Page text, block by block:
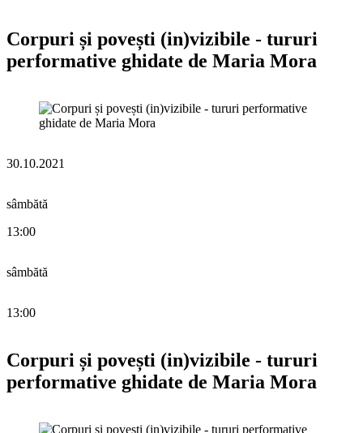
Corpuri și povești (in)vizibile - tururi
performative ghidate de Maria Mora
30.10.2021
sâmbătă
13:00
sâmbătă
13:00
Corpuri și povești (in)vizibile - tururi
performative ghidate de Maria Mora